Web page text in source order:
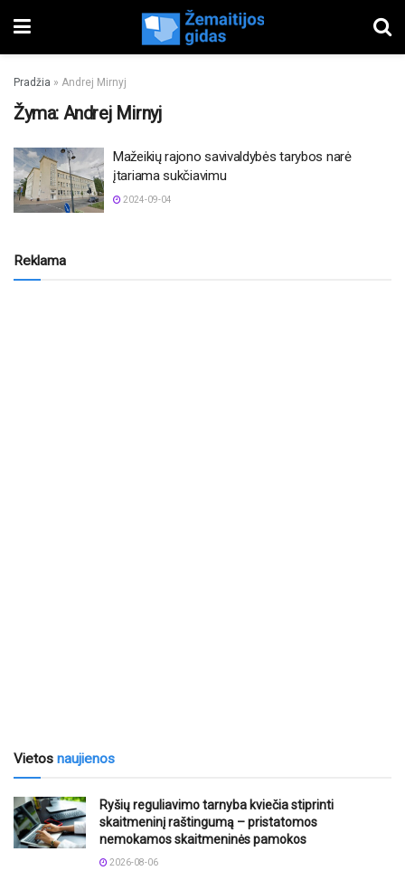
Pradžia » Andrej Mirnyj
Žyma: Andrej Mirnyj
Mažeikių rajono savivaldybės tarybos narė
įtariama sukčiavimu
2024-09-04
Reklama
Vietos naujienos
Ryšių reguliavimo tarnyba kviečia stiprinti
skaitmeninį raštingumą – pristatomos
nemokamos skaitmeninės pamokos
2026-08-06